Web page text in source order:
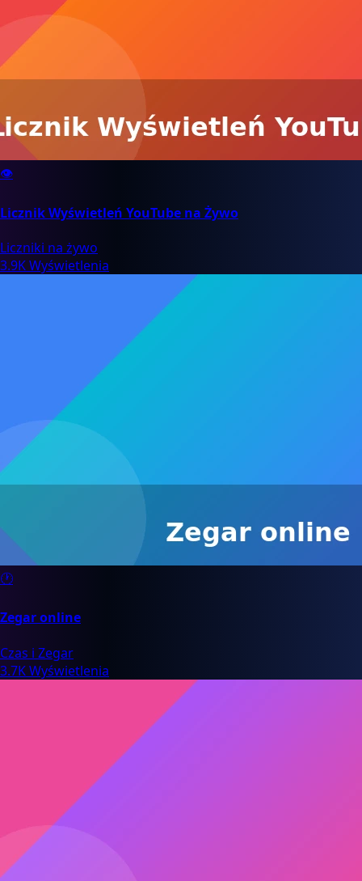
👁️
Licznik Wyświetleń YouTube na Żywo
Liczniki na żywo
3.9K Wyświetlenia
🕐
Zegar online
Czas i Zegar
3.7K Wyświetlenia